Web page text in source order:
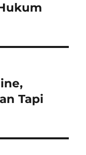
Tapi